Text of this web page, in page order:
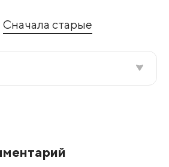
Сначала старые